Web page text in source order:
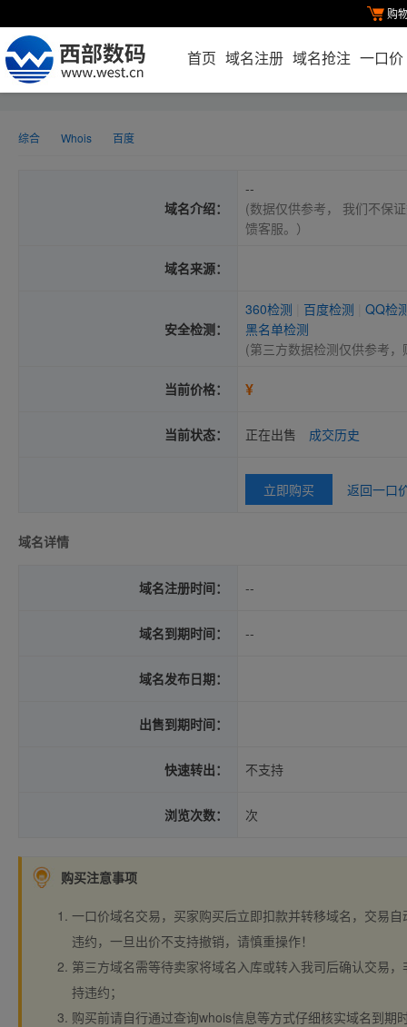
购
首页 域名注册 域名抢注 一口价
综合 Whois 百度
域名介绍：
--
(数据仅供参考， 我们不保
馈客服。）
域名来源：
安全检测：
360检测 百度检测
QQ检
黑名单检测
(第三方数据检测仅供参考
当前价格： ¥
当前状态： 正在出售 成交历史
立即购买 返回一口
域名详情
域名注册时间： --
域名到期时间： --
域名发布日期：
出售到期时间：
快速转出： 不支持
浏览次数： 次
购买注意事项
一口价域名交易，买家购买后立即扣款并转移域名，交易
违约，一旦出价不支持撤销，请慎重操作！
第三方域名需等待卖家将域名入库或转入我司后确认交易
持违约；
购买前请自行通过查询whois信息等方式仔细核实域名到期